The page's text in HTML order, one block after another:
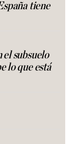
tiene
el subsuelo
lo que está